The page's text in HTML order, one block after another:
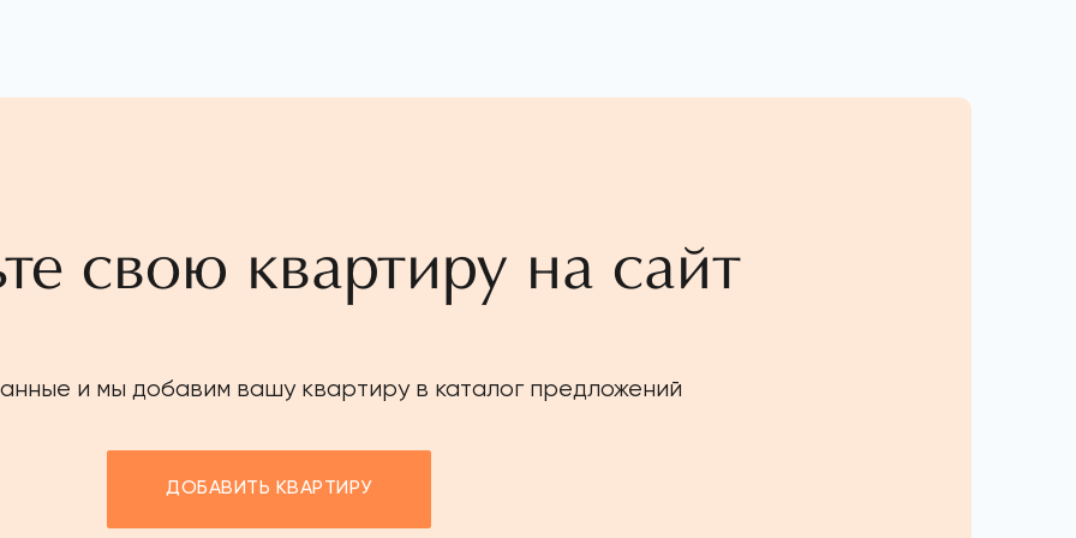
свою квартиру на сайт
и мы добавим вашу квартиру в каталог предложений
ДОБАВИТЬ КВАРТИРУ